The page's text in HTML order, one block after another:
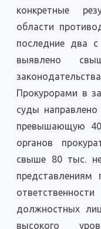
конкретные
области
последние два
выявлено
Прокурорами в
суды
превышающую
органов
свыше 80 тыс.
представлениям
должностных
высокого